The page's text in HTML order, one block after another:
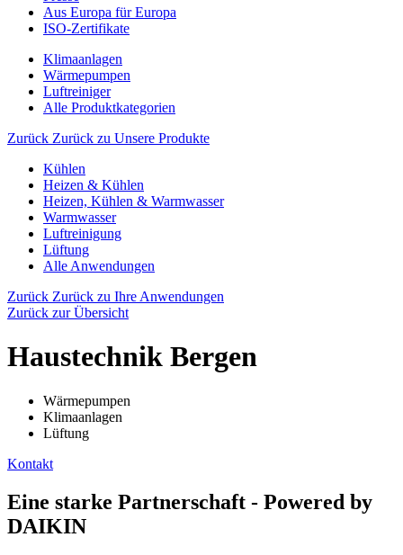
Aus Europa für Europa
ISO-Zertifikate
Klimaanlagen
Wärmepumpen
Luftreiniger
Alle Produktkategorien
Zurück Zurück zu Unsere Produkte
Kühlen
Heizen & Kühlen
Heizen, Kühlen & Warmwasser
Warmwasser
Luftreinigung
Lüftung
Alle Anwendungen
Zurück Zurück zu Ihre Anwendungen
Zurück zur Übersicht
Haustechnik Bergen
Wärmepumpen
Klimaanlagen
Lüftung
Kontakt
Eine starke Partnerschaft - Powered by
DAIKIN